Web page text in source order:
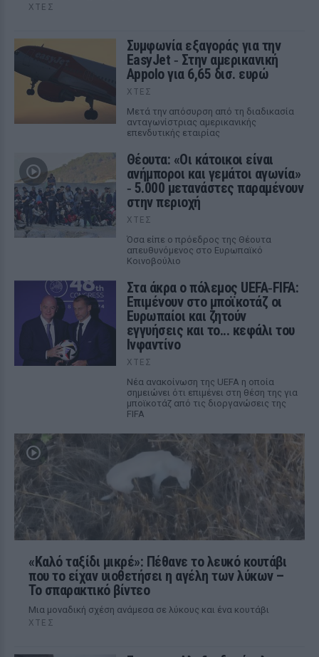
ΧΤΕΣ
Συμφωνία εξαγοράς για την
EasyJet ‑ Στην αμερικανική
Appolo για 6,65 δισ. ευρώ
ΧΤΕΣ
Μετά την απόσυρση από τη διαδικασία
ανταγωνίστριας αμερικανικής
επενδυτικής εταιρίας
Θέουτα: «Οι κάτοικοι είναι
ανήμποροι και γεμάτοι αγωνία»
‑ 5.000 μετανάστες παραμένουν
στην περιοχή
ΧΤΕΣ
Όσα είπε ο πρόεδρος της Θέουτα
απευθυνόμενος στο Ευρωπαϊκό
Κοινοβούλιο
Στα άκρα ο πόλεμος UEFA‑FIFA:
Επιμένουν στο μποϊκοτάζ οι
Ευρωπαίοι και ζητούν
εγγυήσεις και το... κεφάλι του
Ινφαντίνο
ΧΤΕΣ
Νέα ανακοίνωση της UEFA η οποία
σημειώνει ότι επιμένει στη θέση της για
μποϊκοτάζ από τις διοργανώσεις της
FIFA
«Καλό ταξίδι μικρέ»: Πέθανε το λευκό κουτάβι
που το είχαν υιοθετήσει η αγέλη των λύκων –
Το σπαρακτικό βίντεο
Μια μοναδική σχέση ανάμεσα σε λύκους και ένα κουτάβι
ΧΤΕΣ